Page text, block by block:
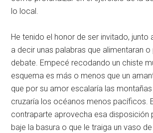
lo local.
He tenido el honor de ser invitado, junto
a decir unas palabras que alimentaran
debate. Empecé recodando un chiste
esquema es más o menos que un
que por su amor escalaría las
cruzaría los océanos menos pacíficos.
contraparte aprovecha esa disposición
baje la basura o que le traiga un vaso